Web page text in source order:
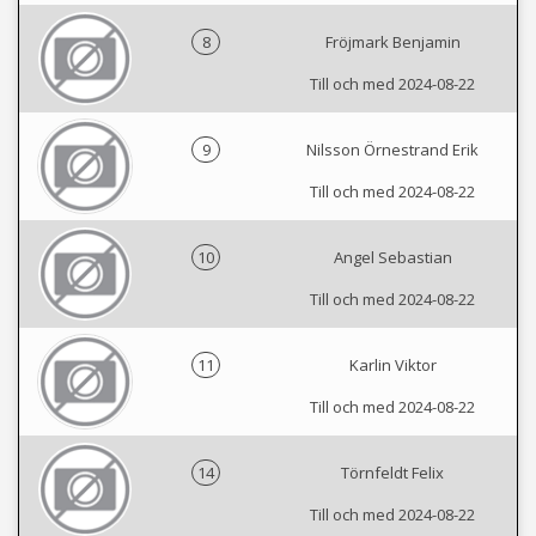
8
Fröjmark Benjamin
Till och med 2024-08-22
9
Nilsson Örnestrand Erik
Till och med 2024-08-22
10
Angel Sebastian
Till och med 2024-08-22
11
Karlin Viktor
Till och med 2024-08-22
14
Törnfeldt Felix
Till och med 2024-08-22